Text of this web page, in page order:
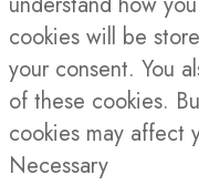
cookies will be
your consent. You
of these cookies.
cookies may affect
Necessary